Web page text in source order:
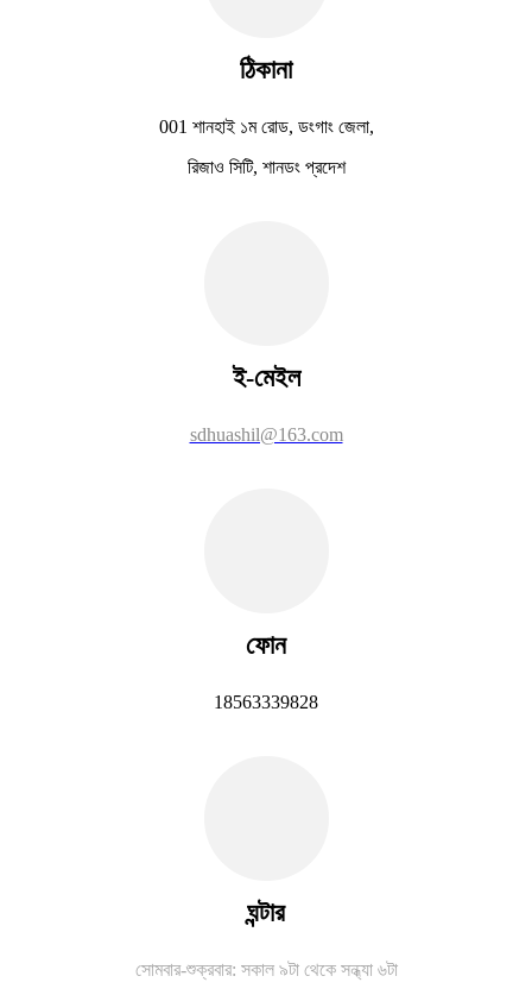
ঠিকানা
001 শানহাই ১ম রোড, ডংগাং জেলা,
রিজাও সিটি, শানডং প্রদেশ
ই-মেইল
sdhuashil@163.com
ফোন
18563339828
ঘন্টার
সোমবার-শুক্রবার: সকাল ৯টা থেকে সন্ধ্যা ৬টা